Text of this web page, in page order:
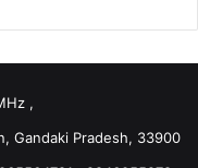
,
Gandaki Pradesh, 33900